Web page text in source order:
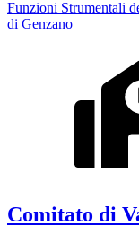
Funzioni Strumentali
di Genzano
Comitato di